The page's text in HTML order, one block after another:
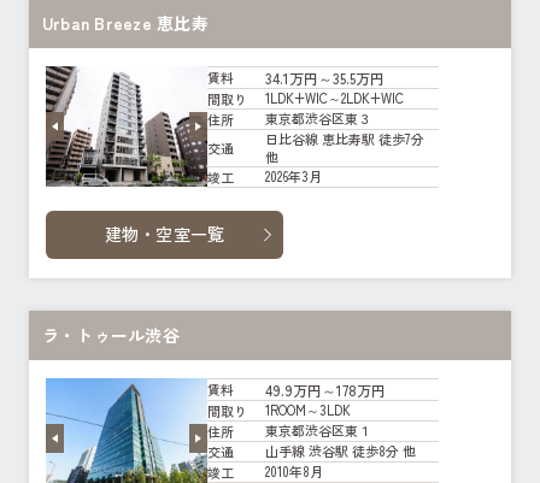
Urban Breeze 恵比寿
賃料 34.1万円～35.5万円
間取り
1LDK+WIC～2LDK+WIC
住所
東京都渋谷区東３
交通
日比谷線 恵比寿駅 徒歩7分
他
竣工
2026年3月
建物・空室一覧
ラ・トゥール渋谷
賃料 49.9万円～178万円
間取り
1ROOM～3LDK
住所
東京都渋谷区東１
交通
山手線 渋谷駅 徒歩8分 他
竣工
2010年8月